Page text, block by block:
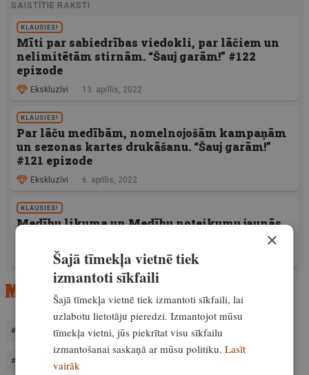
SAISTĪTIE RAKSTI
KLAUSIES!
Mīti par sabiedrības viedokli, par lāčiem un
nelimitētām stirnām. “Šauj garām!” #122
epizode
Ekskluzīvi 13. aprīlis, 2022
KLAUSIES!
Par lāču medībām, nomelnojošām kampaņām
un sezonas kartes drukāšanu. “Šauj garām!”
#121 epizode
Ekskluzīvi 6. aprīlis, 2022
KLAUSIES!
Medību likuma un Medību noteikumu jaunās
Ekskluzīvi 30. marts, 2022
"ŠAUJ GARĀM!" PODKĀSTS GPSPRO.LV
GROZĪJUMI MEDĪBU NOTEIKUMOS
×
Šajā tīmekļa vietnē tiek
izmantoti sīkfaili
Šajā tīmekļa vietnē tiek izmantoti sīkfaili, lai
uzlabotu lietotāju pieredzi. Izmantojot mūsu
tīmekļa vietni, jūs piekrītat visu sīkfailu
izmantošanai saskaņā ar mūsu politiku.Lasīt
vairāk